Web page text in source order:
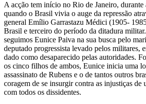
A acção tem início no Rio de Janeiro, durante
quando o Brasil vivia o auge da repressão
general Emílio Garrastazu Médici (1905-
Brasil e terceiro do período da ditadura
seguimos Eunice Paiva na sua busca pelo
deputado progressista levado pelos militares,
dado como desaparecido pelas autoridades.
os cinco filhos de ambos, Eunice inicia uma
assassinato de Rubens e o de tantos outros
coragem de se insurgir contra as injustiças de
com todos os dissidentes.